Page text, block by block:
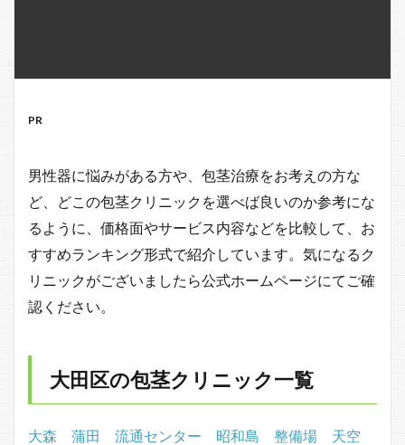
PR
男性器に悩みがある方や、包茎治療をお考えの方な
ど、どこの包茎クリニックを選べば良いのか参考にな
るように、価格面やサービス内容などを比較して、お
すすめランキング形式で紹介しています。気になるク
リニックがございましたら公式ホームページにてご確
認ください。
大田区の包茎クリニック一覧
大森 蒲田 流通センター 昭和島 整備場
天空